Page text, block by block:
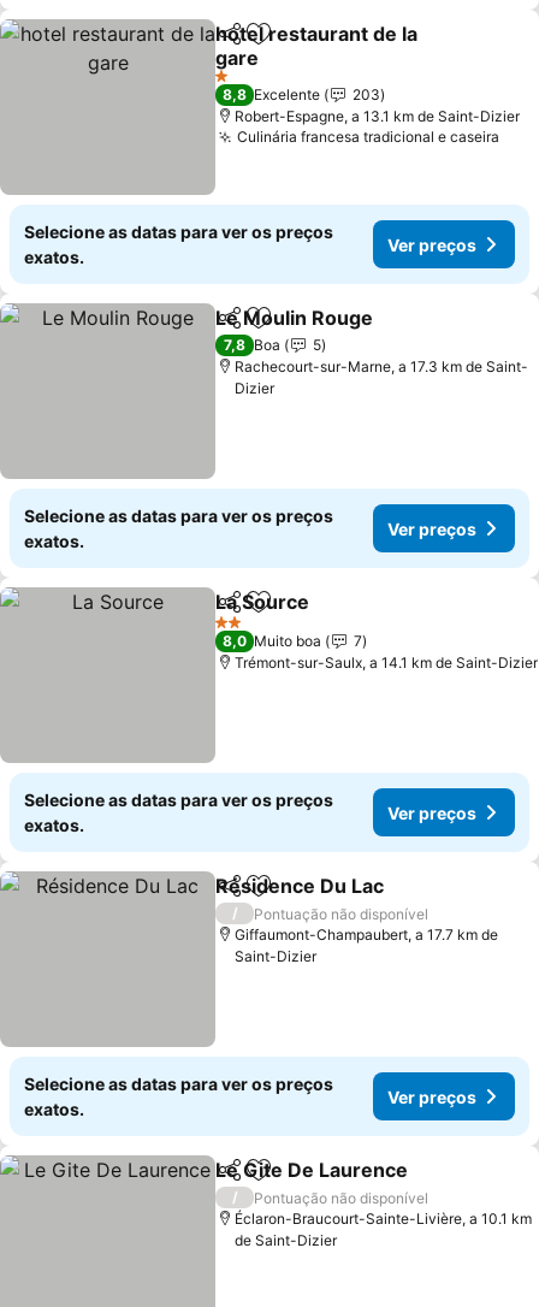
PartilharAdicionar aos favoritos
hotel restaurant de la
gare
1 Estrelas
8,8 Excelente
203
Robert-Espagne, a 13.1 km de Saint-Dizier
Culinária francesa tradicional e caseira
Selecione as datas para ver os preços
exatos.
Ver preços
PartilharAdicionar aos favoritos
Le Moulin Rouge
7,8 Boa
5
Rachecourt-sur-Marne, a 17.3 km de Saint-
Dizier
Selecione as datas para ver os preços
exatos.
Ver preços
PartilharAdicionar aos favoritos
La Source
2 Estrelas
8,0 Muito boa
7
Trémont-sur-Saulx, a 14.1 km de Saint-Dizier
Selecione as datas para ver os preços
exatos.
Ver preços
PartilharAdicionar aos favoritos
Résidence Du Lac
/
Pontuação não disponível
Giffaumont-Champaubert, a 17.7 km de
Saint-Dizier
Selecione as datas para ver os preços
exatos.
Ver preços
PartilharAdicionar aos favoritos
Le Gite De Laurence
/
Pontuação não disponível
Éclaron-Braucourt-Sainte-Livière, a 10.1 km
de Saint-Dizier